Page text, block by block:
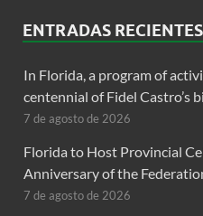
ENTRADAS RECIENTES
In Florida, a program of
centennial of Fidel Castro’s
7 de agosto de 2026
Florida to Host Provincial
Anniversary of the
7 de agosto de 2026